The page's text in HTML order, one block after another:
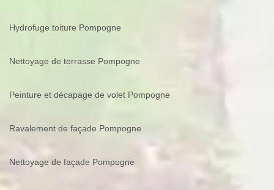
Hydrofuge toiture Pompogne
Nettoyage de terrasse Pompogne
Peinture et décapage de volet Pompogne
Ravalement de façade Pompogne
Nettoyage de façade Pompogne